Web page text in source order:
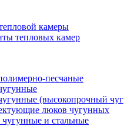
камеры
тепловых камер
песчаные
(высокопрочный
люков чугунных
чугунные и стальные